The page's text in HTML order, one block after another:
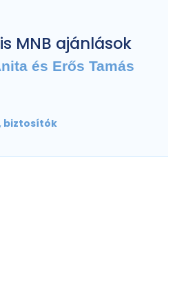
MNB ajánlások
és Erős Tamás
biztosítók